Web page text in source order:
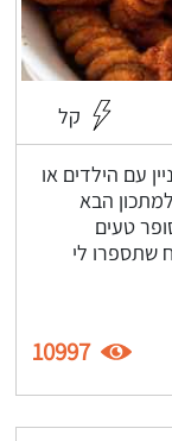
קל
עם הילדים או
הבא
טעים
שתספרו לי
10997